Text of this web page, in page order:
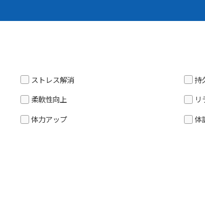
ストレス解消
持
柔軟性向上
体力アップ
体
Central Sports official website is
automatically translated into
automatic translation) to return to